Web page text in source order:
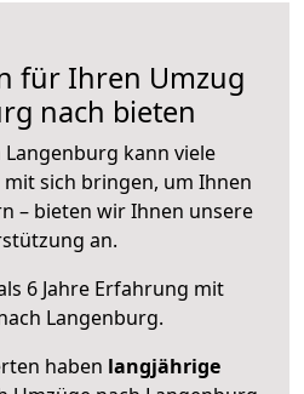
für Ihren Umzug
nach bieten
Langenburg kann viele
sich bringen, um Ihnen
– bieten wir Ihnen unsere
an.
6 Jahre Erfahrung mit
Langenburg.
haben langjährige